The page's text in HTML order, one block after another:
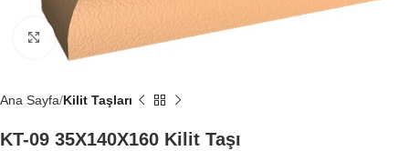
Büyütmek için tıklayın
Ana Sayfa Kilit Taşları
KT-09 35X140X160 Kilit Taşı